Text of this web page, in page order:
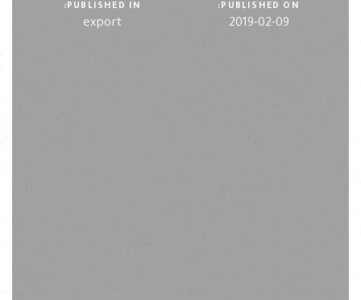
PUBLISHED ON:
2019-02-09
PUBLISHED IN:
export